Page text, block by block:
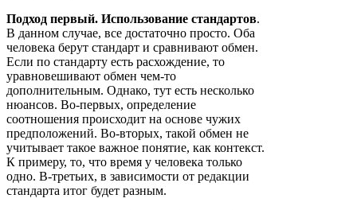
Подход первый. Использование стандартов.
В данном случае, все достаточно просто. Оба
человека берут стандарт и сравнивают обмен.
Если по стандарту есть расхождение, то
уравновешивают обмен чем-то
дополнительным. Однако, тут есть несколько
нюансов. Во-первых, определение
соотношения происходит на основе чужих
предположений. Во-вторых, такой обмен не
учитывает такое важное понятие, как контекст.
К примеру, то, что время у человека только
одно. В-третьих, в зависимости от редакции
стандарта итог будет разным.